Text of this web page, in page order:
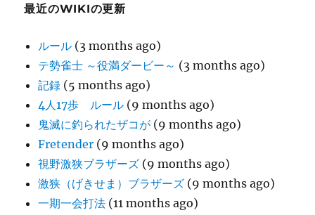
最近のWIKIの更新
ルール (3 months ago)
テ勢雀士 ～役満ダービー～ (3 months ago)
記録 (5 months ago)
4人17歩 ルール (9 months ago)
鬼滅に釣られたザコが (9 months ago)
Fretender (9 months ago)
視野激狭ブラザーズ (9 months ago)
激狭（げきせま）ブラザーズ (9 months ago)
一期一会打法 (11 months ago)